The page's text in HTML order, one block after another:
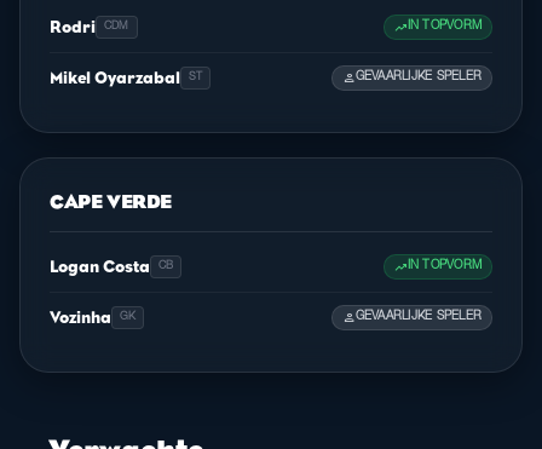
Rodri CDM trending_upIN TOPVORM
Mikel Oyarzabal ST personGEVAARLIJKE SPELER
CAPE VERDE
Logan Costa CB trending_upIN TOPVORM
Vozinha GK personGEVAARLIJKE SPELER